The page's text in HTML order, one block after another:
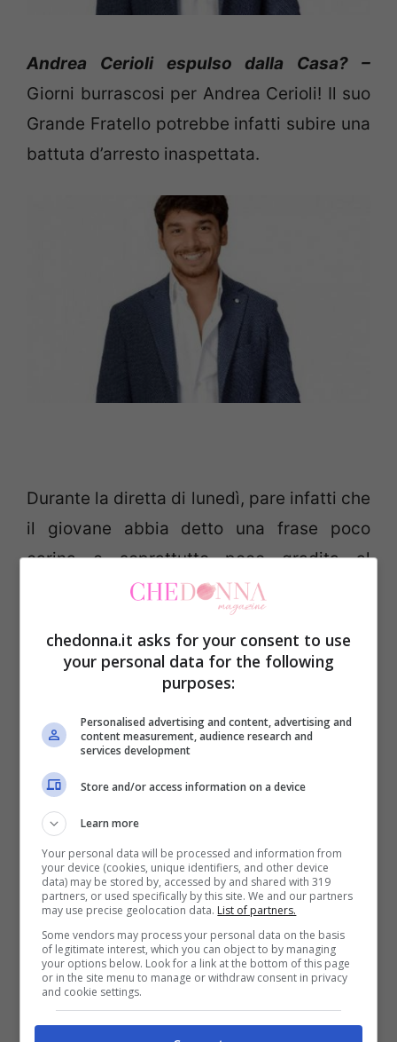
Andrea Cerioli espulso dalla Casa? –
Giorni burrascosi per Andrea Cerioli! Il suo
Grande Fratello potrebbe infatti subire una
battuta d’arresto inaspettata.
Durante la diretta di lunedì, pare infatti che
il giovane abbia detto una frase poco
carina e soprattutto poco gradita al
“Chi è quel mongolo che piange?”, queste
le parole incriminate che hanno scatenato
telespettatori! Andrea le ha pronunciate
commozione in seguito alla sorpresa
ricevuta dalla sorella. Cosa voleva
intendere? C’è chi interpreta la parola
“mongolo” come espressione dispregiativa
riferita alle persone affette da Sindrome di
Down.
Se così fosse, sarebbe davvero poco
carino e la frase del giovane potrebbe
chedonna.it asks for your consent to use
your personal data for the following
purposes:
Personalised advertising and content, advertising and
content measurement, audience research and
services development
Store and/or access information on a device
Learn more
Your personal data will be processed and information from
your device (cookies, unique identifiers, and other device
data) may be stored by, accessed by and shared with 319
partners, or used specifically by this site. We and our partners
may use precise geolocation data. List of partners.
Some vendors may process your personal data on the basis
of legitimate interest, which you can object to by managing
your options below. Look for a link at the bottom of this page
or in the site menu to manage or withdraw consent in privacy
and cookie settings.